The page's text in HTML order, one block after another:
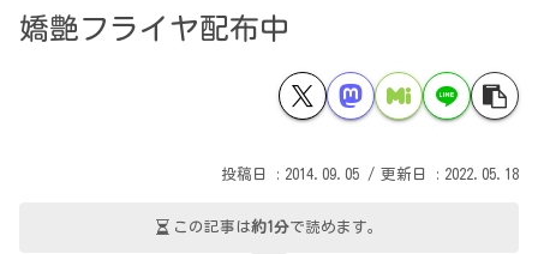
嬌艶フライヤ配布中
2014.09.05 2022.05.18
この記事は約1分で読めます。